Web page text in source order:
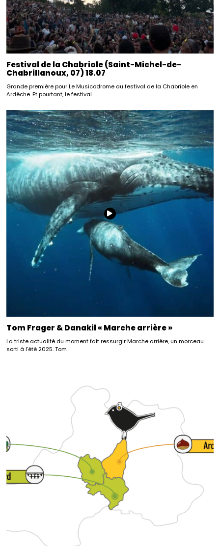
Festival de la Chabriole (Saint-Michel-de-
Chabrillanoux, 07) 18.07
Grande première pour Le Musicodrome au festival de la Chabriole en
Ardèche. Et pourtant, le festival
Tom Frager & Danakil « Marche arrière »
La triste actualité du moment fait ressurgir Marche arrière, un morceau
sorti à l’été 2025. Tom